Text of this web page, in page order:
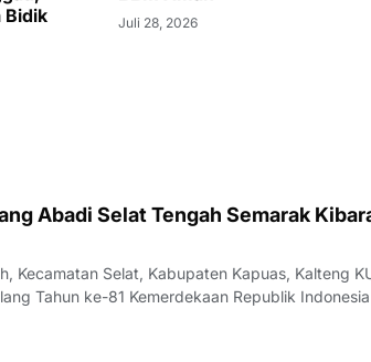
Bidik
Juli 28, 2026
Abadi Selat Tengah Semarak
Kecamatan Selat, Kabupaten Kapuas, Kalteng
Tahun ke-81 Kemerdekaan Republik
Selat, Kabupaten Kapuas. Warga RT 21/RW